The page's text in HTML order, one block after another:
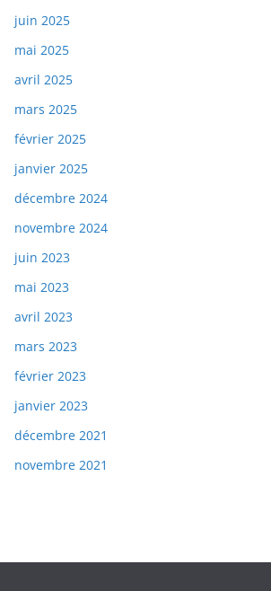
juin 2025
mai 2025
avril 2025
mars 2025
février 2025
janvier 2025
décembre 2024
novembre 2024
juin 2023
mai 2023
avril 2023
mars 2023
février 2023
janvier 2023
décembre 2021
novembre 2021